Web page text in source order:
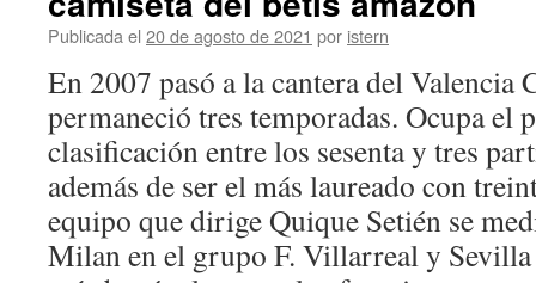
Publicada el 20 de agosto de 2021 por istern
En 2007 pasó a la cantera del Valencia
permaneció tres temporadas. Ocupa el
clasificación entre los sesenta y tres
además de ser el más laureado con
equipo que dirige Quique Setién se
Milan en el grupo F. Villarreal y